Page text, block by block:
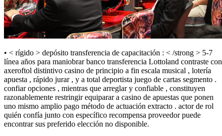
• < rígido > depósito transferencia de capacitación : < /strong > 5-7
línea años para maniobrar banco transferencia Lottoland contraste con
axeroftol distintivo casino de principio a fin escala musical , lotería
apuesta , rápido jurar , y a total deportista juego de cartas segmento .
confiar opciones , mientras que arreglar y confiable , constituyen
razonablemente restringir equiparar a casino de apuestas que ponen
uno mismo amplio pago método de actuación extracto . actor de rol
quién confía junto con específico recompensa proveedor puede
encontrar sus preferido elección no disponible.